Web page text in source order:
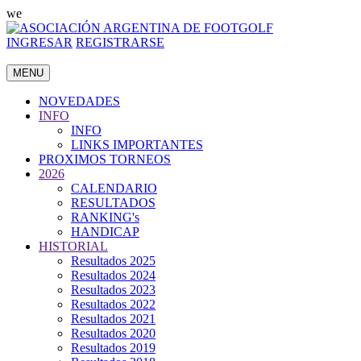
we
INGRESAR REGISTRARSE
MENU
NOVEDADES
INFO
INFO
LINKS IMPORTANTES
PROXIMOS TORNEOS
2026
CALENDARIO
RESULTADOS
RANKING's
HANDICAP
HISTORIAL
Resultados 2025
Resultados 2024
Resultados 2023
Resultados 2022
Resultados 2021
Resultados 2020
Resultados 2019